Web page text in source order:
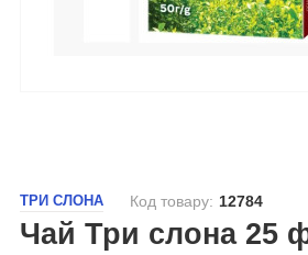
ТРИ СЛОНА Код товару: 12784
Чай Три слона 25